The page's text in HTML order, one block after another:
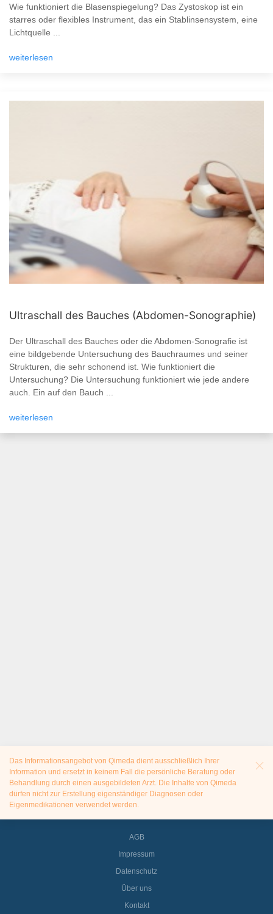
Wie funktioniert die Blasenspiegelung? Das Zystoskop ist ein
starres oder flexibles Instrument, das ein Stablinsensystem, eine
Lichtquelle ...
weiterlesen
Ultraschall des Bauches (Abdomen-Sonographie)
Der Ultraschall des Bauches oder die Abdomen-Sonografie ist
eine bildgebende Untersuchung des Bauchraumes und seiner
Strukturen, die sehr schonend ist. Wie funktioniert die
Untersuchung? Die Untersuchung funktioniert wie jede andere
auch. Ein auf den Bauch ...
weiterlesen
Das Informationsangebot von Qimeda dient ausschließlich Ihrer
Information und ersetzt in keinem Fall die persönliche Beratung oder
Behandlung durch einen ausgebildeten Arzt. Die Inhalte von Qimeda
dürfen nicht zur Erstellung eigenständiger Diagnosen oder
Eigenmedikationen verwendet werden.
AGB
Impressum
Datenschutz
Über uns
Kontakt